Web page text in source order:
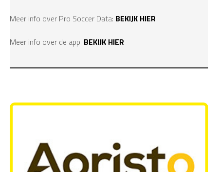
Meer info over Pro Soccer Data: BEKIJK HIER
Meer info over de app: BEKIJK HIER